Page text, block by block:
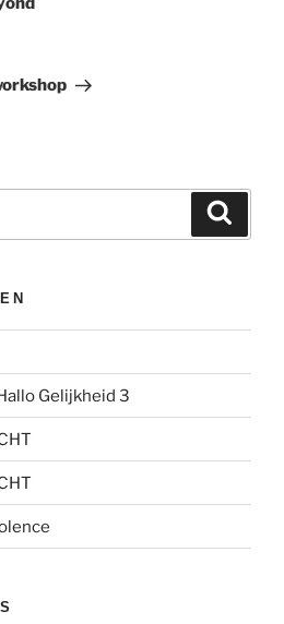
Gelijkheid 3